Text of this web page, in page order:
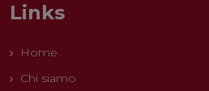
Links
Home
Chi siamo